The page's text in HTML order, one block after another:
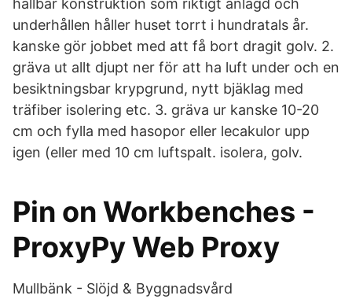
hållbar konstruktion som riktigt anlagd och
underhållen håller huset torrt i hundratals år.
kanske gör jobbet med att få bort dragit golv. 2.
gräva ut allt djupt ner för att ha luft under och en
besiktningsbar krypgrund, nytt bjäklag med
träfiber isolering etc. 3. gräva ur kanske 10-20
cm och fylla med hasopor eller lecakulor upp
igen (eller med 10 cm luftspalt. isolera, golv.
Pin on Workbenches -
ProxyPy Web Proxy
Mullbänk - Slöjd & Byggnadsvård